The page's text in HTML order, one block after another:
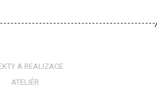
A REALIZACE
ATELIÉR